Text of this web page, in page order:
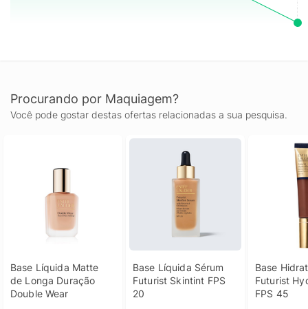
individualmente, atingindo percentuais variáveis de 60% a 80%
Procurando por Maquiagem?
Você pode gostar destas ofertas relacionadas a sua pesquisa.
Base Líquida Matte
de Longa Duração
Double Wear
Base Líquida Sérum
Futurist Skintint FPS
20
Base
Futurist
FPS 45